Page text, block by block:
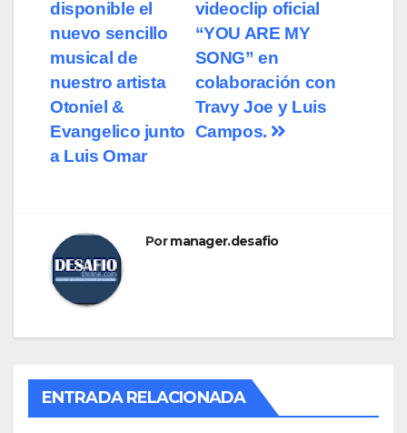
videoclip oficial
“YOU ARE MY
SONG” en
colaboración con
Travy Joe y Luis
Campos.
disponible el
nuevo sencillo
musical de
nuestro artista
Otoniel &
Evangelico junto
a Luis Omar
Pormanager.desafio
ENTRADA RELACIONADA